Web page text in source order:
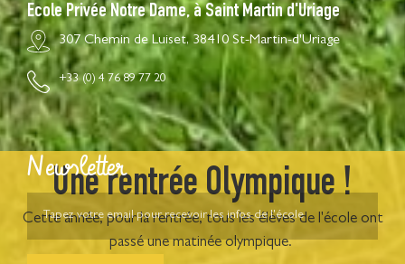
Une rentrée Olympique !
Cette année, pour la rentrée, tous les élèves de l'école ont
passé une matinée olympique.
Ecole Privée Notre Dame, à Saint Martin d'Uriage
307 Chemin de Luiset, 38410 St-Martin-d'Uriage
+33 (0) 4 76 89 77 20
Newsletter